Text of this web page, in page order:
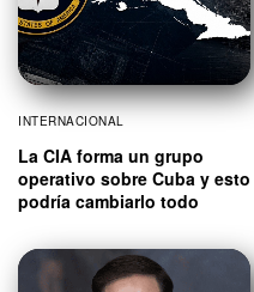
INTERNACIONAL
La CIA forma un grupo
operativo sobre Cuba y esto
podría cambiarlo todo